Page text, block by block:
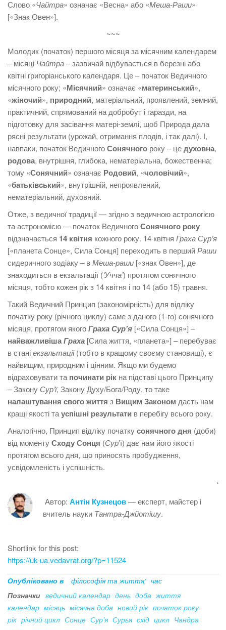
Слово «Чайтра» означає «Весна» або «Меша-Раши»
[«Знак Овен»].
~~~
Молодик (початок) першого місяця за місячним календарем
– місяці Чайтра– зазвичай відбувається в березні або
квітні григоріанського календаря. Це – початок Ведичного
місячного року; «Місячний» означає «материнський»,
«жіночий», природний, матеріальний, проявлений, земний,
практичний, спрямований на добробут і гаразди, на
підготовку для засівання матері-землі, щоб Природа дала
рясні результати (урожай, отримання плодів, і так далі). І,
навпаки, початок ВедичногоСонячного року – цедуховна,
родова, внутрішня, глибока, нематеріальна, божественна;
тому «Сонячний» означає Родовий, «чоловічий»,
«батьківський», внутрішній, непроявлений,
нематеріальний, духовний.
Отже, з ведичної традиції — згідно з ведичною астрологією
та астрономією — початок ВедичногоСонячного року
відзначається 14 квітня кожного року. 14 квітня Граха Сур’я
[«планета Сонце», Сила Сонця] переходить в першийРаши
сидеричного зодіаку – вМеша-раши [«знак Овен»], де
знаходиться в екзальтації (‘Учча’) протягом сонячного
місяця, тобто кожен рік з 14 квітня і по 14 (або 15) травня.
Такий Ведичний Принцип (закономірність) для відліку
початку року (річного циклу) саме з даного (1-го) сонячного
місяця, протягом якогоГраха Сурʼя [«Сила Сонця»] –
найважливішаГраха [Сила життя, «планета»] – перебуває
в станіекзальтації(тобто в кращому своєму становищі), є
найвищим, природним і цінним. Якщо ми будемо
відраховувати та починати рік на підставі цього Принципу
– Закону Сур’ї, Закону Духу/Бога/Роду, то таке
налаштування свого життя з Вищим Законом дасть нам
кращі якості тауспішні результати в перебігу всього року.
Аналогічно, Принцип відліку початкусонячного дня (доби)
від моментуСходу Сонця (Сурʼї) дає нам його якості
протягом всього дня, що приносять пробудження,
усвідомленість і успішність.
‘
Автор: Антін Кузнецов— експерт, майстер і
вчитель науки Тантра-Джйотішу.
Shortlink for this post:
https://uk-ua.vedavrat.org/?p=11524
Опубліковано в філософія та життя; час
Позначки ведичний календар день доба життя
календар місяць місячна доба новий рік початок року
рік річний цикл Сонце Сур’я Сурья схід цикл Чандра